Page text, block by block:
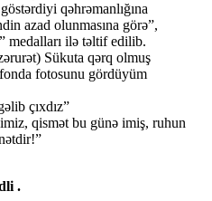
qəhrəmanlığına
azad olunmasına görə”,
medalları ilə təltif edilib.
Sükuta qərq olmuş
fotosunu gördüyüm
çıxdız”
qismət bu günə imiş, ruhun
.